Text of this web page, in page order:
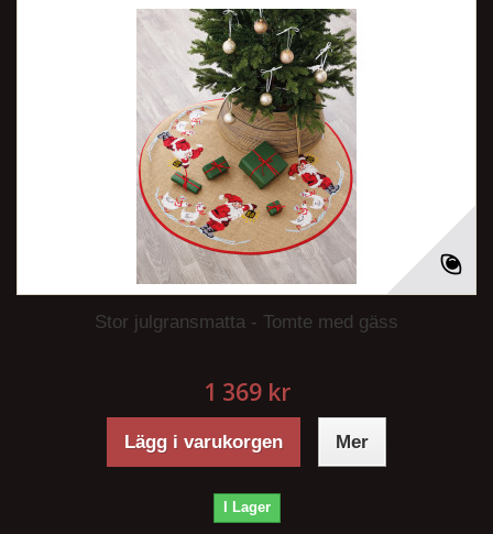
Stor julgransmatta - Tomte med gäss
1 369 kr
Lägg i varukorgen Mer
I Lager